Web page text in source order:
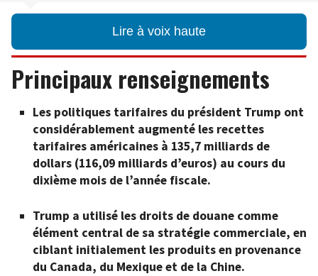
Lire à voix haute
Principaux renseignements
Les politiques tarifaires du président Trump ont
considérablement augmenté les recettes
tarifaires américaines à 135,7 milliards de
dollars (116,09 milliards d’euros) au cours du
dixième mois de l’année fiscale.
Trump a utilisé les droits de douane comme
élément central de sa stratégie commerciale, en
ciblant initialement les produits en provenance
du Canada, du Mexique et de la Chine.